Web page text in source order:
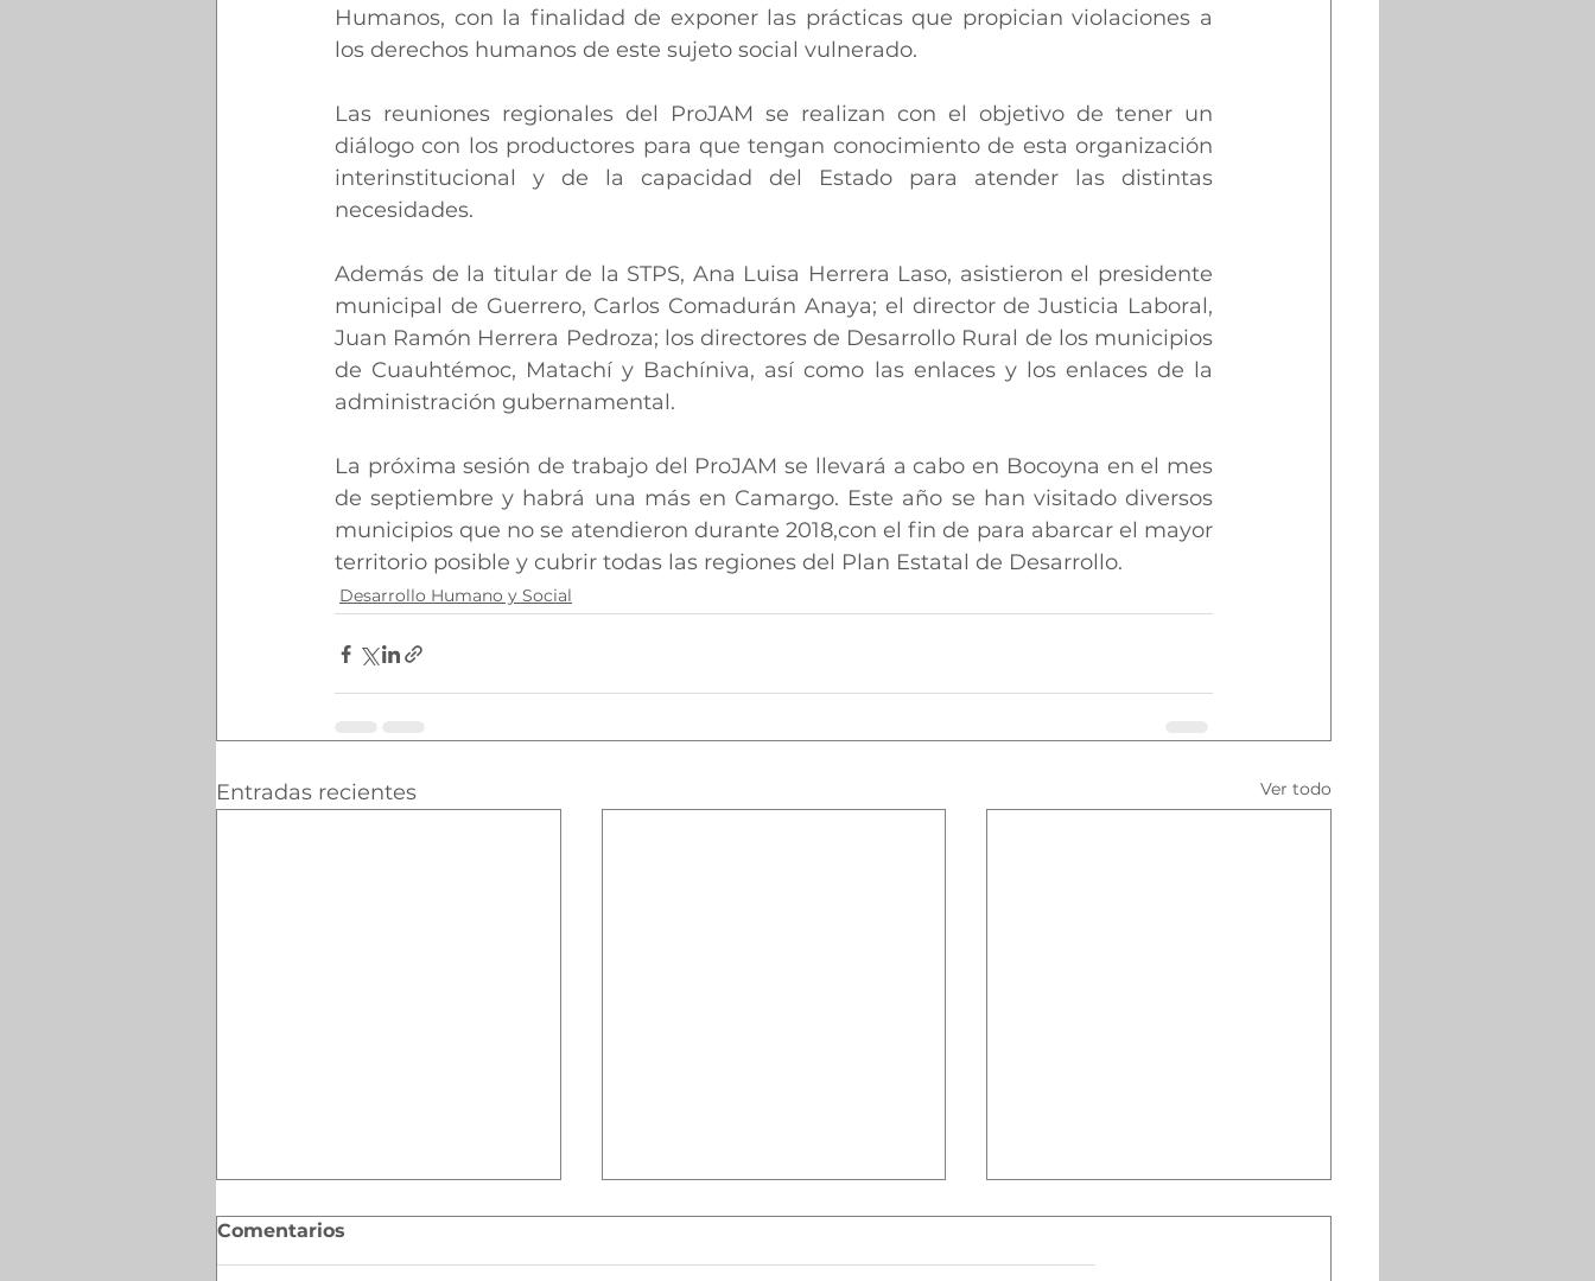
Humanos, con la finalidad de exponer las prácticas que propician violaciones a
los derechos humanos de este sujeto social vulnerado.
Las reuniones regionales del ProJAM se realizan con el objetivo de tener un
diálogo con los productores para que tengan conocimiento de esta organización
interinstitucional y de la capacidad del Estado para atender las distintas
necesidades.
Además de la titular de la STPS, Ana Luisa Herrera Laso, asistieron el presidente
municipal de Guerrero, Carlos Comadurán Anaya; el director de Justicia Laboral,
Juan Ramón Herrera Pedroza; los directores de Desarrollo Rural de los municipios
de Cuauhtémoc, Matachí y Bachíniva, así como las enlaces y los enlaces de la
administración gubernamental.
La próxima sesión de trabajo del ProJAM se llevará a cabo en Bocoyna en el mes
de septiembre y habrá una más en Camargo. Este año se han visitado diversos
municipios que no se atendieron durante 2018,con el fin de para abarcar el mayor
territorio posible y cubrir todas las regiones del Plan Estatal de Desarrollo.
Desarrollo Humano y Social
Entradas recientes Ver todo
Comentarios